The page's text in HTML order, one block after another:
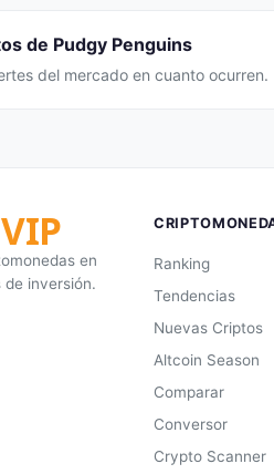
de Pudgy Penguins
del mercado en cuanto ocurren.
VIP
en
inversión.
Ranking
Tendencias
Nuevas Criptos
Altcoin Season
Comparar
Conversor
Crypto Scanner